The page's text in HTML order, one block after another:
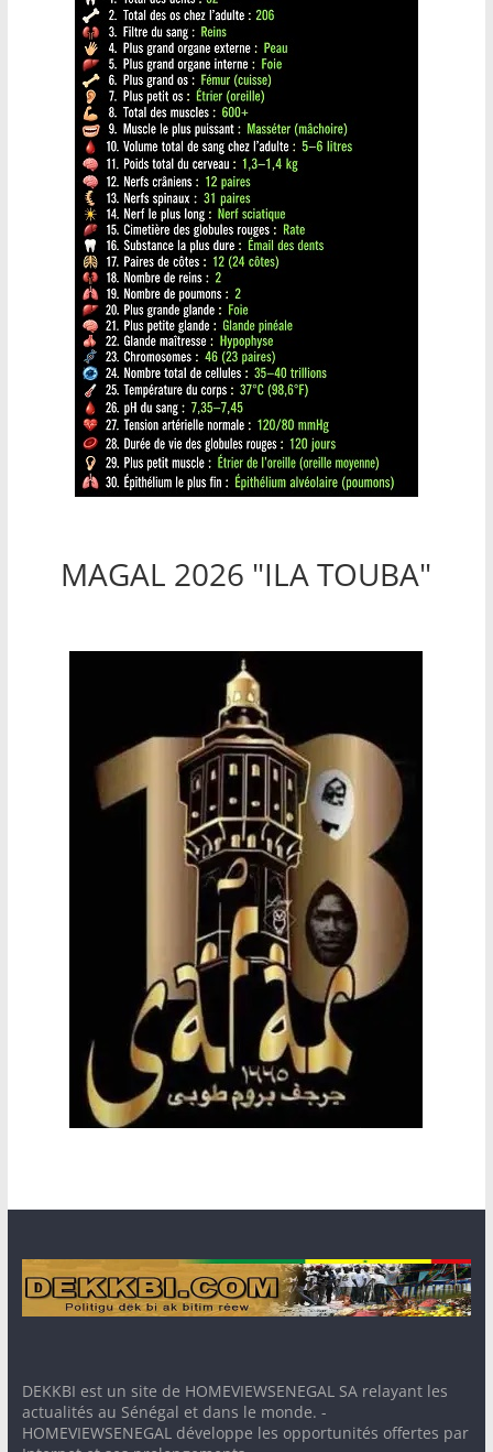
MAGAL 2026 "ILA TOUBA"
DEKKBI est un site de HOMEVIEWSENEGAL SA relayant les
actualités au Sénégal et dans le monde. -
HOMEVIEWSENEGAL développe les opportunités offertes par